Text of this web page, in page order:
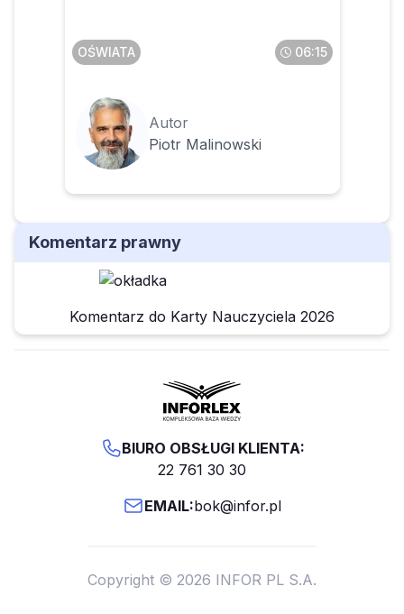
OŚWIATA 06:15
Autor
Piotr Malinowski
Komentarz prawny
Komentarz do Karty Nauczyciela 2026
BIURO OBSŁUGI KLIENTA:
22 761 30 30
EMAIL:bok@infor.pl
Copyright © 2026 INFOR PL S.A.